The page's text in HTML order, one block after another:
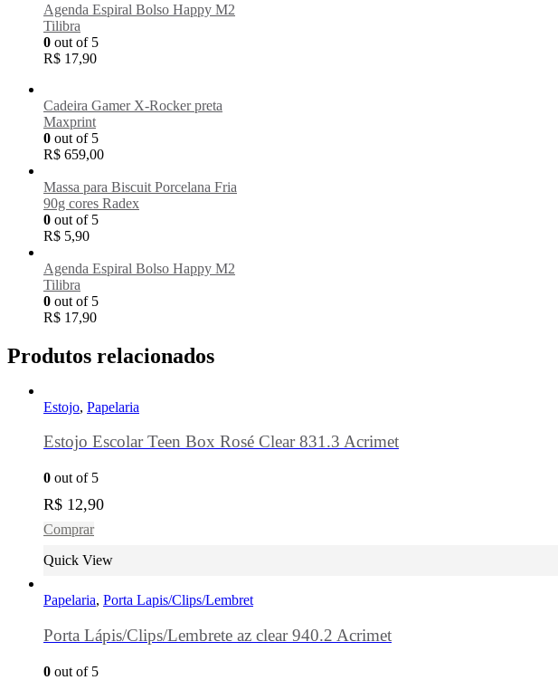
Agenda Espiral Bolso Happy M2
Tilibra
0 out of 5
R$ 17,90
Cadeira Gamer X-Rocker preta
Maxprint
0 out of 5
R$ 659,00
Massa para Biscuit Porcelana Fria
90g cores Radex
0 out of 5
R$ 5,90
Agenda Espiral Bolso Happy M2
Tilibra
0 out of 5
R$ 17,90
Produtos relacionados
Estojo, Papelaria
Estojo Escolar Teen Box Rosé Clear 831.3 Acrimet
0 out of 5
R$ 12,90
Comprar
Quick View
Papelaria, Porta Lapis/Clips/Lembret
Porta Lápis/Clips/Lembrete az clear 940.2 Acrimet
0 out of 5